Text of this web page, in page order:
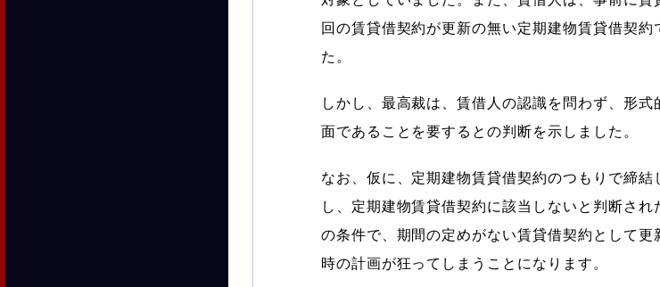
回の賃貸借契約が更新の無い定期建物賃貸借契
た。
しかし、最高裁は、賃借人の認識を問わず、形
面であることを要するとの判断を示しました。
なお、仮に、定期建物賃貸借契約のつもりで締
し、定期建物賃貸借契約に該当しないと判断さ
の条件で、期間の定めがない賃貸借契約として
時の計画が狂ってしまうことになります。